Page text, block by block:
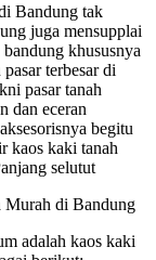
Bandung tak
juga mensupplai
khususnya
terbesar di
pasar tanah
dan eceran
begitu
kaos kaki tanah
selutut
di Bandung
adalah kaos kaki